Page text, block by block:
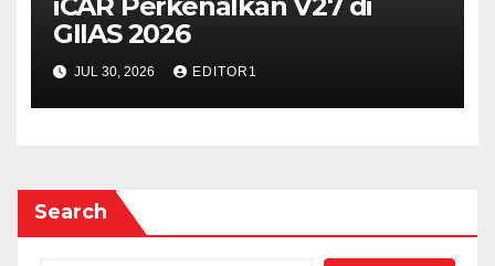
GIIAS 2026
JUL 30, 2026 EDITOR1
Search